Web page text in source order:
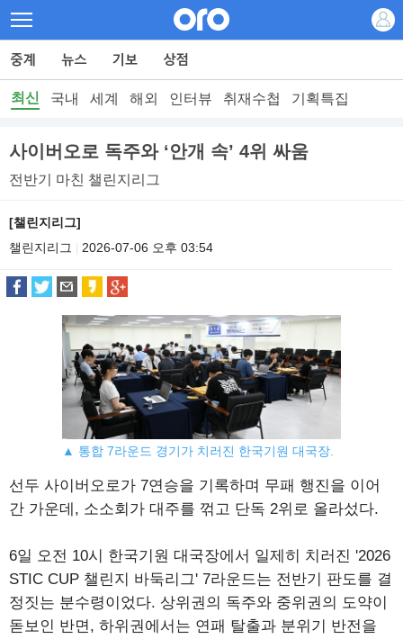
최신 국내 세계 해외 인터뷰 취재수첩 기획특집
사이버오로 독주와 ‘안개 속’ 4위 싸움
전반기 마친 챌린지리그
[챌린지리그]
챌린지리그
2026-07-06 오후 03:54
▲ 통합 7라운드 경기가 치러진 한국기원 대국장.
선두 사이버오로가 7연승을 기록하며 무패 행진을 이어
간 가운데, 소소회가 대주를 꺾고 단독 2위로 올라섰다.
6일 오전 10시 한국기원 대국장에서 일제히 치러진 '2026
STIC CUP 챌린지 바둑리그' 7라운드는 전반기 판도를 결
정짓는 분수령이었다. 상위권의 독주와 중위권의 도약이
돋보인 반면, 하위권에서는 연패 탈출과 분위기 반전을